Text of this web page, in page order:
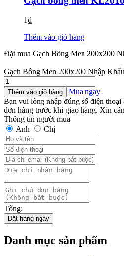
1₫
Thêm vào giỏ hàng
Đặt mua Gạch Bông Men 200x200
Gạch Bông Men 200x200 Nhập
Gạch
Bông
Men
200x200
Nhập
Khẩu
GPDSF2290
số
lượng
Thêm vào giỏ hàng
Mua ngay
Bạn vui lòng nhập đúng số điện thoại
đơn hàng trước khi giao hàng. Xin
Thông tin người mua
Anh
Chị
Tổng:
Đặt hàng ngay
Danh mục sản phẩm